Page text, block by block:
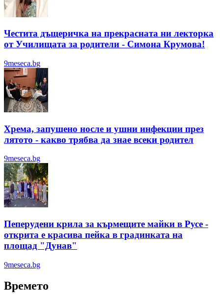
Честита дъщеричка на прекрасната ни лекторка
от Училищата за родители - Симона Крумова!
9meseca.bg
Хрема, запушено носле и ушни инфекции през
лятотo - какво трябва да знае всеки родител
9meseca.bg
Пеперудени крила за кърмещите майки в Русе -
открита е красива пейка в градинката на
площад "Дунав"
9meseca.bg
Времето